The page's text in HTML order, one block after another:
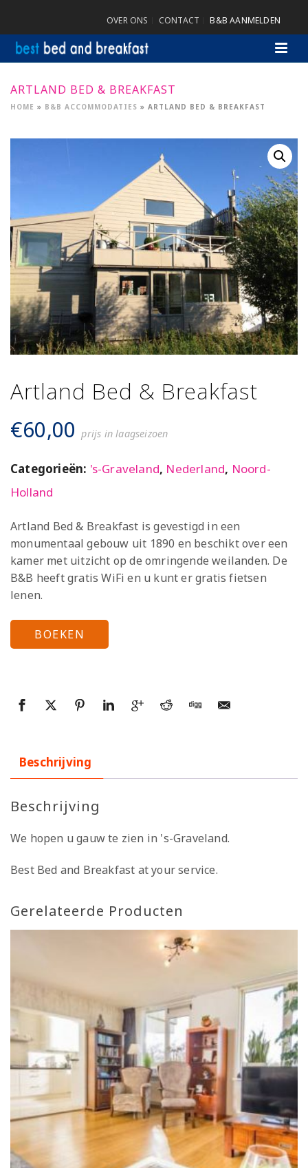
OVER ONS CONTACT B&B AANMELDEN
ARTLAND BED & BREAKFAST
HOME » B&B ACCOMMODATIES » ARTLAND BED & BREAKFAST
Artland Bed & Breakfast
€60,00 prijs in laagseizoen
Categorieën: 's-Graveland, Nederland, Noord-
Holland
Artland Bed & Breakfast is gevestigd in een
monumentaal gebouw uit 1890 en beschikt over een
kamer met uitzicht op de omringende weilanden. De
B&B heeft gratis WiFi en u kunt er gratis fietsen
lenen.
BOEKEN
Beschrijving
Beschrijving
We hopen u gauw te zien in 's-Graveland.
Best Bed and Breakfast at your service.
Gerelateerde Producten